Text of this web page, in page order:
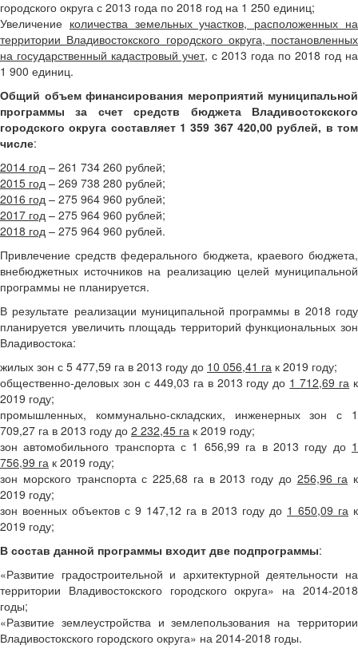
городского округа с 2013 года по 2018 год на 1 250 единиц;
Увеличение количества земельных участков, расположенных на
территории Владивостокского городского округа, постановленных
на государственный кадастровый учет, с 2013 года по 2018 год на
1 900 единиц.
Общий объем финансирования мероприятий муниципальной
программы за счет средств бюджета Владивостокского
городского округа составляет 1 359 367 420,00 рублей, в том
числе:
2014 год – 261 734 260 рублей;
2015 год – 269 738 280 рублей;
2016 год – 275 964 960 рублей;
2017 год – 275 964 960 рублей;
2018 год – 275 964 960 рублей.
Привлечение средств федерального бюджета, краевого бюджета,
внебюджетных источников на реализацию целей муниципальной
программы не планируется.
В результате реализации муниципальной программы в 2018 году
планируется увеличить площадь территорий функциональных зон
Владивостока:
жилых зон с 5 477,59 га в 2013 году до 10 056,41 га к 2019 году;
общественно-деловых зон с 449,03 га в 2013 году до 1 712,69 га к
2019 году;
промышленных, коммунально-складских, инженерных зон с 1
709,27 га в 2013 году до 2 232,45 га к 2019 году;
зон автомобильного транспорта с 1 656,99 га в 2013 году до 1
756,99 га к 2019 году;
зон морского транспорта с 225,68 га в 2013 году до 256,96 га к
2019 году;
зон военных объектов с 9 147,12 га в 2013 году до 1 650,09 га к
2019 году;
В состав данной программы входит две подпрограммы:
«Развитие градостроительной и архитектурной деятельности на
территории Владивостокского городского округа» на 2014-2018
годы;
«Развитие землеустройства и землепользования на территории
Владивостокского городского округа» на 2014-2018 годы.